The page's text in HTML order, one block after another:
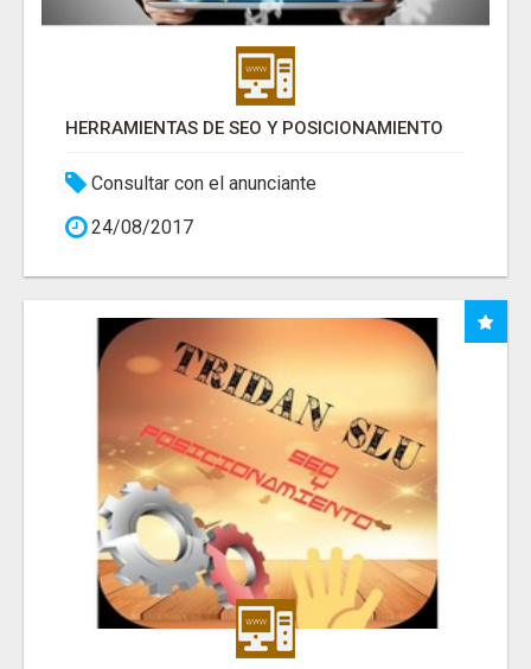
HERRAMIENTAS DE SEO Y POSICIONAMIENTO
Consultar con el anunciante
24/08/2017